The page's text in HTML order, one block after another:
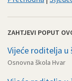
ZAHTJEVI POPUT
Vijeće roditelja
Osnovna škola Hvar